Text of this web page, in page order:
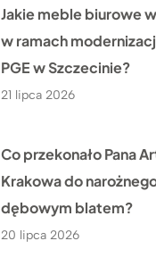
Jakie meble biurowe
w ramach
PGE w Szczecinie?
21 lipca 2026
Co przekonało Pana
Krakowa do
dębowym blatem?
20 lipca 2026